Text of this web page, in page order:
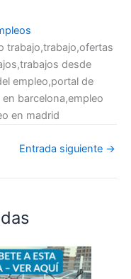
trabajo,trabajo,ofertas
desde
empleo,portal de
barcelona,empleo
en madrid
Entrada siguiente →